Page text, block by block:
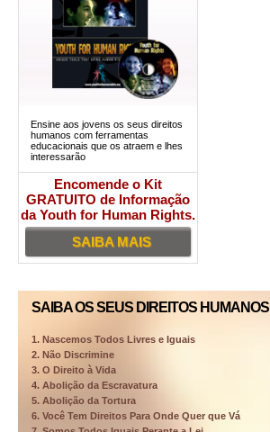
Ensine aos jovens os seus direitos
humanos com ferramentas
educacionais que os atraem e lhes
interessarão
Encomende o Kit
GRATUITO de Informação
da Youth for Human Rights.
SAIBA MAIS
SAIBA OS SEUS DIREITOS HUMANOS
1. Nascemos Todos Livres e Iguais
2. Não Discrimine
3. O Direito à Vida
4. Abolição da Escravatura
5. Abolição da Tortura
6. Você Tem Direitos Para Onde Quer que Vá